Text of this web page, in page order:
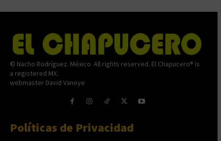
© Nacho Rodríguez. México. All rights reserved. El Chapucero® is
a registered MX.
webmaster David Vanoye
Políticas de Privacidad